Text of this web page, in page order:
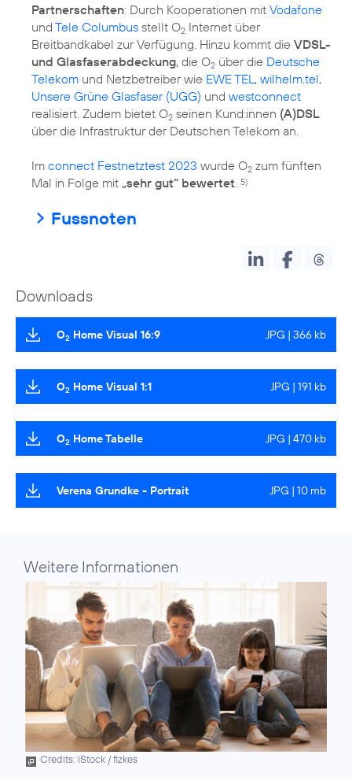
Partnerschaften: Durch Kooperationen mit Vodafone
und Tele Columbus stellt O2 Internet über
Breitbandkabel zur Verfügung. Hinzu kommt die VDSL-
und Glasfaserabdeckung, die O2 über die Deutsche
Telekom und Netzbetreiber wie EWE TEL, wilhelm.tel,
Unsere Grüne Glasfaser (UGG) und westconnect
realisiert. Zudem bietet O2 seinen Kund:innen (A)DSL
über die Infrastruktur der Deutschen Telekom an.
Im connect Festnetztest 2023 wurde O2 zum fünften
Mal in Folge mit „sehr gut“ bewertet 5)
Fussnoten
Downloads
O2 Home Visual 16:9 JPG | 366 kb
O2 Home Visual 1:1 JPG | 191 kb
O2 Home Tabelle JPG | 470 kb
Verena Grundke - Portrait JPG | 10 mb
Weitere Informationen
Credits: iStock / fizkes